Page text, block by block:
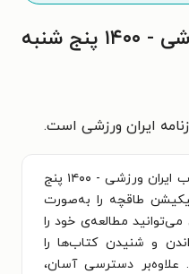
معرفی روزنامه ایران ورزشی - ۱۴۰۰ پنج شنبه
ایران ورزشی است.
برای تجربه‌ای بهتر در دانلود کتاب ایران ورزشی - ۱۴۰۰ پنج
اپلیکیشن طاقچه را به‌صورت
مطالعه‌ی خود را
و شنیدن کتاب‌ها را
دسترسی آسان،